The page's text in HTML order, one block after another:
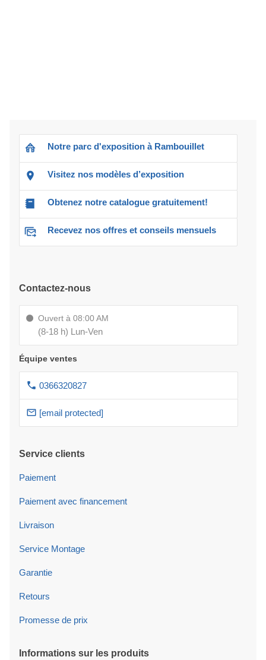
Notre parc d'exposition à Rambouillet
Visitez nos modèles d’exposition
Obtenez notre catalogue gratuitement!
Recevez nos offres et conseils mensuels
Contactez-nous
Ouvert à 08:00 AM
(8-18 h) Lun-Ven
Équipe ventes
0366320827
[email protected]
Service clients
Paiement
Paiement avec financement
Livraison
Service Montage
Garantie
Retours
Promesse de prix
Informations sur les produits